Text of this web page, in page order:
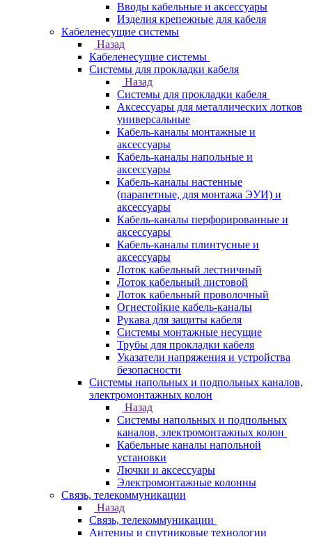
Вводы кабельные и аксессуары
Изделия крепежные для кабеля
Кабеленесущие системы
Назад
Кабеленесущие системы
Системы для прокладки кабеля
Назад
Системы для прокладки кабеля
Аксессуары для металлических лотков
универсальные
Кабель-каналы монтажные и
аксессуары
Кабель-каналы напольные и
аксессуары
Кабель-каналы настенные
(парапетные, для монтажа ЭУИ) и
аксессуары
Кабель-каналы перфорированные и
аксессуары
Кабель-каналы плинтусные и
аксессуары
Лоток кабельный лестничный
Лоток кабельный листовой
Лоток кабельный проволочный
Огнестойкие кабель-каналы
Рукава для защиты кабеля
Системы монтажные несущие
Трубы для прокладки кабеля
Указатели напряжения и устройства
безопасности
Системы напольных и подпольных каналов,
электромонтажных колон
Назад
Системы напольных и подпольных
каналов, электромонтажных колон
Кабельные каналы напольной
установки
Лючки и аксессуары
Электромонтажные колонны
Связь, телекоммуникации
Назад
Связь, телекоммуникации
Антенны и спутниковые технологии